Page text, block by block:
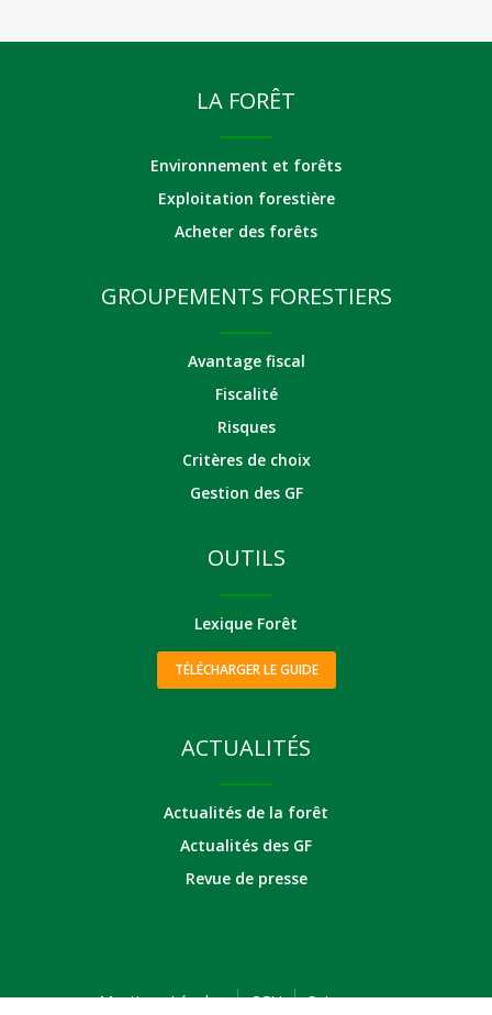
LA FORÊT
Environnement et forêts
Exploitation forestière
Acheter des forêts
GROUPEMENTS FORESTIERS
Avantage fiscal
Fiscalité
Risques
Critères de choix
Gestion des GF
OUTILS
Lexique Forêt
TÉLÉCHARGER LE GUIDE
ACTUALITÉS
Actualités de la forêt
Actualités des GF
Revue de presse
Mentions Légales CGU Suivez-nous